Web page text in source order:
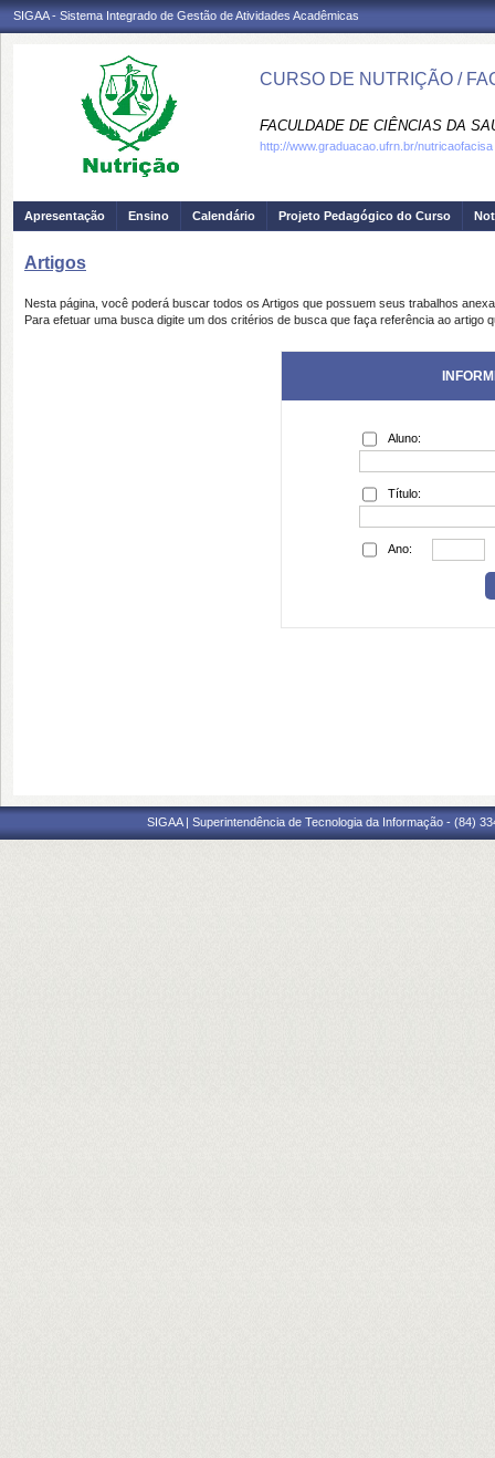
SIGAA - Sistema Integrado de Gestão de Atividades Acadêmicas
CURSO DE NUTRIÇÃO /
FACULDADE DE CIÊNCIAS DA
http://www.graduacao.ufrn.br/nutricaofacisa
Apresentação Ensino Calendário Projeto Pedagógico do Curso
Artigos
Nesta página, você poderá buscar todos os Artigos que possuem seus trabalhos
Para efetuar uma busca digite um dos critérios de busca que faça referência ao artigo
Aluno:
Título:
Ano:
SIGAA | Superintendência de Tecnologia da Informação - (84)